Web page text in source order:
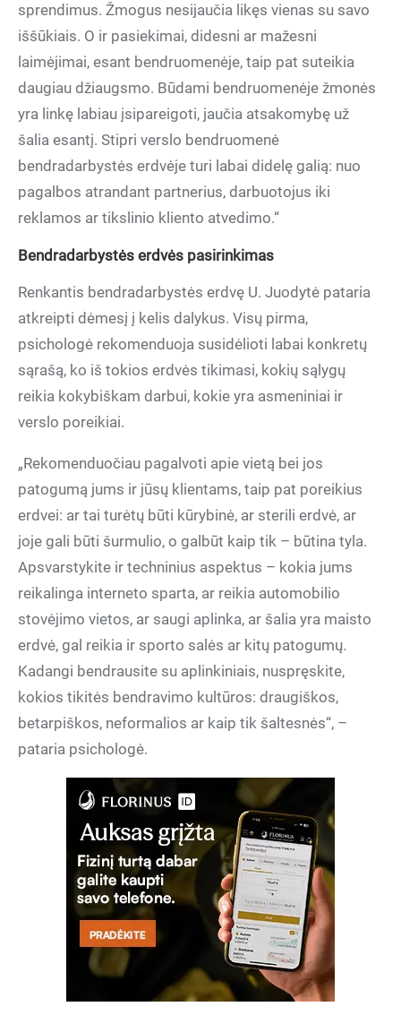
sprendimus. Žmogus nesijaučia likęs vienas su savo
iššūkiais. O ir pasiekimai, didesni ar mažesni
laimėjimai, esant bendruomenėje, taip pat suteikia
daugiau džiaugsmo. Būdami bendruomenėje žmonės
yra linkę labiau įsipareigoti, jaučia atsakomybę už
šalia esantį. Stipri verslo bendruomenė
bendradarbystės erdvėje turi labai didelę galią: nuo
pagalbos atrandant partnerius, darbuotojus iki
reklamos ar tikslinio kliento atvedimo.“
Bendradarbystės erdvės pasirinkimas
Renkantis bendradarbystės erdvę U. Juodytė pataria
atkreipti dėmesį į kelis dalykus. Visų pirma,
psichologė rekomenduoja susidėlioti labai konkretų
sąrašą, ko iš tokios erdvės tikimasi, kokių sąlygų
reikia kokybiškam darbui, kokie yra asmeniniai ir
verslo poreikiai.
„Rekomenduočiau pagalvoti apie vietą bei jos
patogumą jums ir jūsų klientams, taip pat poreikius
erdvei: ar tai turėtų būti kūrybinė, ar sterili erdvė, ar
joje gali būti šurmulio, o galbūt kaip tik – būtina tyla.
Apsvarstykite ir techninius aspektus – kokia jums
reikalinga interneto sparta, ar reikia automobilio
stovėjimo vietos, ar saugi aplinka, ar šalia yra maisto
erdvė, gal reikia ir sporto salės ar kitų patogumų.
Kadangi bendrausite su aplinkiniais, nuspręskite,
kokios tikitės bendravimo kultūros: draugiškos,
betarpiškos, neformalios ar kaip tik šaltesnės“, –
pataria psichologė.